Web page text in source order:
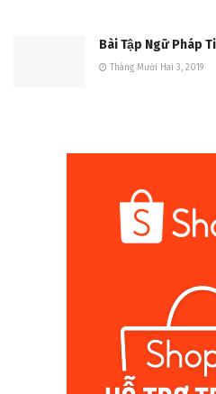
Bài Tập Ngữ Pháp
Tháng Mười Hai 3, 2019